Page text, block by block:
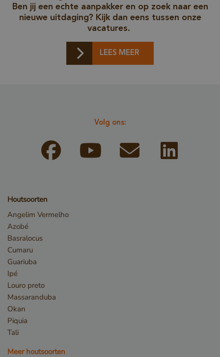
Ben jij een echte aanpakker en op zoek naar een
nieuwe uitdaging? Kijk dan eens tussen onze
vacatures.
LEES MEER
Volg ons:
Houtsoorten
Angelim Vermelho
Azobé
Basralocus
Cumaru
Guariuba
Ipé
Louro preto
Massaranduba
Okan
Piquia
Tali
Meer houtsoorten
__cf_bm
Cloudflare Inc.
.db.sleak.chat
_GRECAPTCHA
Google LLC
www.google.com
Google Privacy Policy